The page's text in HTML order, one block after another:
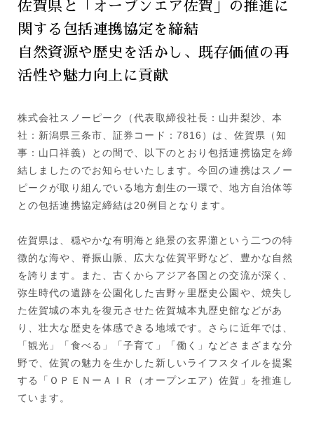
佐賀県と「オープンエア佐賀」の推進に
関する包括連携協定を締結
自然資源や歴史を活かし、既存価値の再
活性や魅力向上に貢献
株式会社スノーピーク（代表取締役社長：山井梨沙、本
社：新潟県三条市、証券コード：7816）は、佐賀県（知
事：山口祥義）との間で、以下のとおり包括連携協定を締
結しましたのでお知らせいたします。今回の連携はスノー
ピークが取り組んでいる地方創生の一環で、地方自治体等
との包括連携協定締結は20例目となります。
佐賀県は、穏やかな有明海と絶景の玄界灘という二つの特
徴的な海や、脊振山脈、広大な佐賀平野など、豊かな自然
を誇ります。また、古くからアジア各国との交流が深く、
弥生時代の遺跡を公園化した吉野ヶ里歴史公園や、焼失し
た佐賀城の本丸を復元させた佐賀城本丸歴史館などがあ
り、壮大な歴史を体感できる地域です。さらに近年では、
「観光」「食べる」「子育て」「働く」などさまざまな分
野で、佐賀の魅力を生かした新しいライフスタイルを提案
する「ＯＰＥＮーＡＩＲ（オープンエア）佐賀」を推進し
ています。